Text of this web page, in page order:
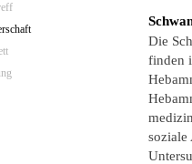
Die
finden
soziale